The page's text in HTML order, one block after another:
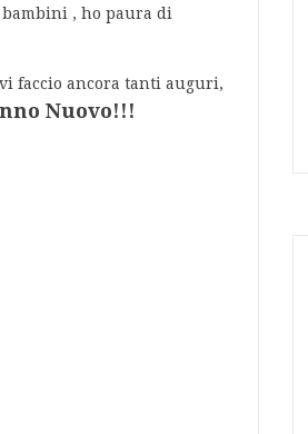
, ho paura di
faccio ancora tanti auguri,
Nuovo!!!